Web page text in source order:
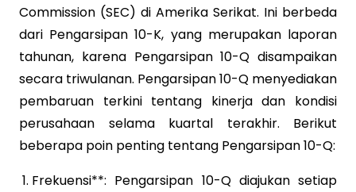
Commission (SEC) di Amerika Serikat. Ini berbeda
dari Pengarsipan 10-K, yang merupakan laporan
tahunan, karena Pengarsipan 10-Q disampaikan
secara triwulanan. Pengarsipan 10-Q menyediakan
pembaruan terkini tentang kinerja dan kondisi
perusahaan selama kuartal terakhir. Berikut
beberapa poin penting tentang Pengarsipan 10-Q:
Frekuensi**: Pengarsipan 10-Q diajukan setiap